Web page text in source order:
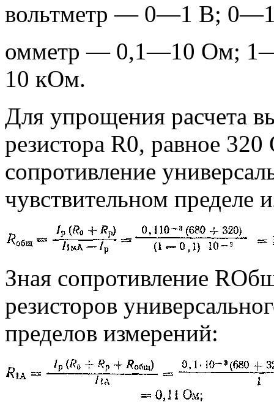
вольтметр — 0—1 В;
омметр — 0,1—10 Ом;
10 кОм.
Для упрощения расчета
резистора R0, равное
сопротивление
чувствительном пределе
Зная сопротивление
резисторов
пределов измерений: